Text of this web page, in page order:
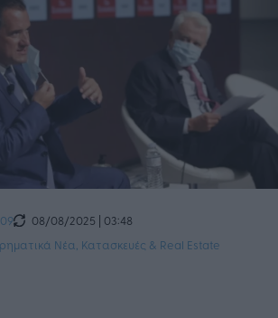
08/08/2025 | 03:48
Νέα Κατασκευές & Real Estate